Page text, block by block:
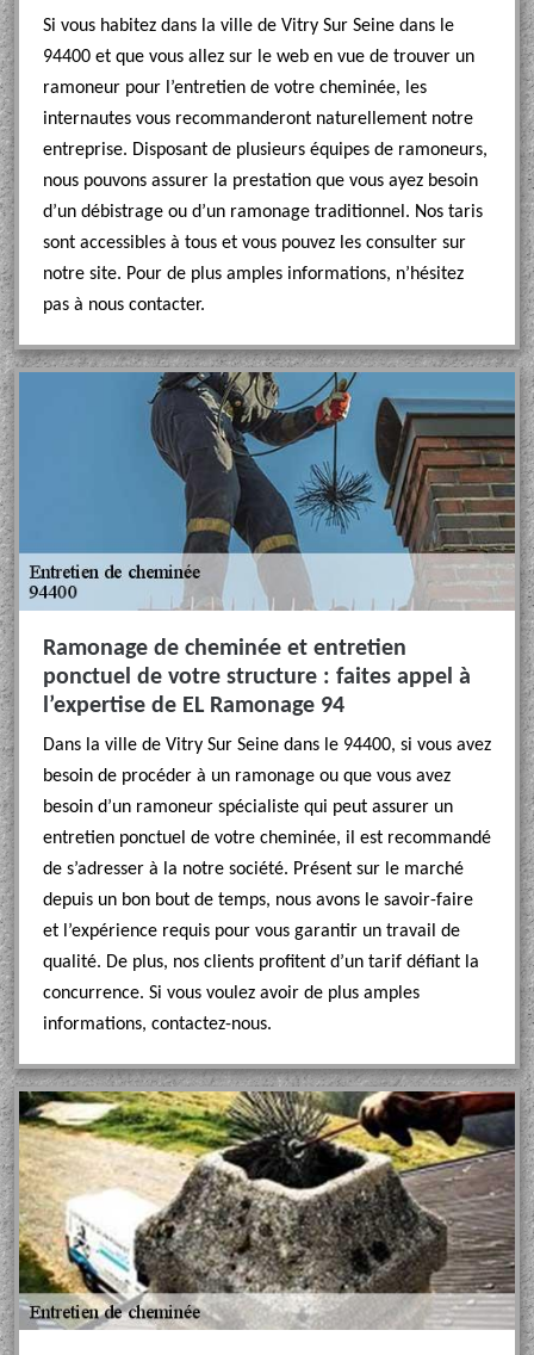
Si vous habitez dans la ville de Vitry Sur Seine dans le
94400 et que vous allez sur le web en vue de trouver un
ramoneur pour l’entretien de votre cheminée, les
internautes vous recommanderont naturellement notre
entreprise. Disposant de plusieurs équipes de ramoneurs,
nous pouvons assurer la prestation que vous ayez besoin
d’un débistrage ou d’un ramonage traditionnel. Nos taris
sont accessibles à tous et vous pouvez les consulter sur
notre site. Pour de plus amples informations, n’hésitez
pas à nous contacter.
Ramonage de cheminée et entretien
ponctuel de votre structure : faites appel à
l’expertise de EL Ramonage 94
Dans la ville de Vitry Sur Seine dans le 94400, si vous avez
besoin de procéder à un ramonage ou que vous avez
besoin d’un ramoneur spécialiste qui peut assurer un
entretien ponctuel de votre cheminée, il est recommandé
de s’adresser à la notre société. Présent sur le marché
depuis un bon bout de temps, nous avons le savoir-faire
et l’expérience requis pour vous garantir un travail de
qualité. De plus, nos clients profitent d’un tarif défiant la
concurrence. Si vous voulez avoir de plus amples
informations, contactez-nous.